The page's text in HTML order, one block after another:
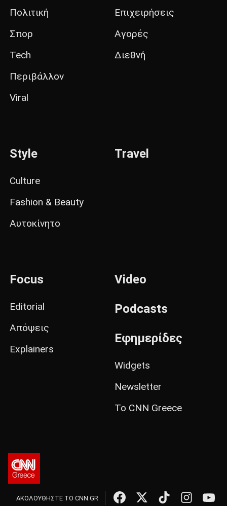
Πολιτική
Σπορ
Tech
Περιβάλλον
Viral
Επιχειρήσεις
Αγορές
Διεθνή
Style
Culture
Fashion & Beauty
Αυτοκίνητο
Travel
Focus
Editorial
Απόψεις
Explainers
Video
Podcasts
Εφημερίδες
Widgets
Newsletter
Το CNN Greece
ΑΚΟΛΟΥΘΗΣΤΕ ΤΟ CNN.GR